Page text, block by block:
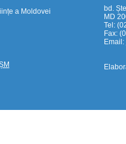
a Moldovei
bd.
MD
Tel:
Fax:
Email: